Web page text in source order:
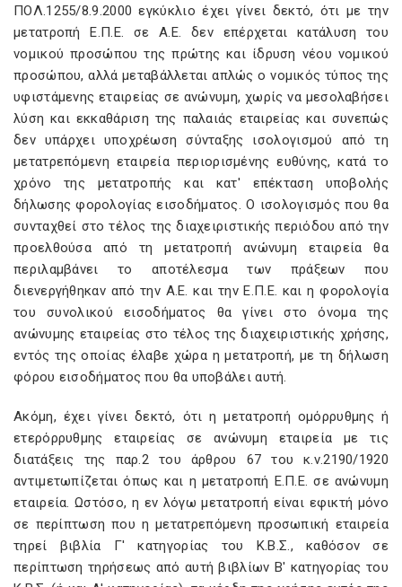
ΠΟΛ.1255/8.9.2000 εγκύκλιο έχει γίνει δεκτό, ότι με την
μετατροπή Ε.Π.Ε. σε Α.Ε. δεν επέρχεται κατάλυση του
νομικού προσώπου της πρώτης και ίδρυση νέου νομικού
προσώπου, αλλά μεταβάλλεται απλώς ο νομικός τύπος της
υφιστάμενης εταιρείας σε ανώνυμη, χωρίς να μεσολαβήσει
λύση και εκκαθάριση της παλαιάς εταιρείας και συνεπώς
δεν υπάρχει υποχρέωση σύνταξης ισολογισμού από τη
μετατρεπόμενη εταιρεία περιορισμένης ευθύνης, κατά το
χρόνο της μετατροπής και κατ' επέκταση υποβολής
δήλωσης φορολογίας εισοδήματος. Ο ισολογισμός που θα
συνταχθεί στο τέλος της διαχειριστικής περιόδου από την
προελθούσα από τη μετατροπή ανώνυμη εταιρεία θα
περιλαμβάνει το αποτέλεσμα των πράξεων που
διενεργήθηκαν από την Α.Ε. και την Ε.Π.Ε. και η φορολογία
του συνολικού εισοδήματος θα γίνει στο όνομα της
ανώνυμης εταιρείας στο τέλος της διαχειριστικής χρήσης,
εντός της οποίας έλαβε χώρα η μετατροπή, με τη δήλωση
φόρου εισοδήματος που θα υποβάλει αυτή.
Ακόμη, έχει γίνει δεκτό, ότι η μετατροπή ομόρρυθμης ή
ετερόρρυθμης εταιρείας σε ανώνυμη εταιρεία με τις
διατάξεις της παρ.2 του άρθρου 67 του κ.ν.2190/1920
αντιμετωπίζεται όπως και η μετατροπή Ε.Π.Ε. σε ανώνυμη
εταιρεία. Ωστόσο, η εν λόγω μετατροπή είναι εφικτή μόνο
σε περίπτωση που η μετατρεπόμενη προσωπική εταιρεία
τηρεί βιβλία Γ' κατηγορίας του Κ.Β.Σ., καθόσον σε
περίπτωση τηρήσεως από αυτή βιβλίων Β' κατηγορίας του